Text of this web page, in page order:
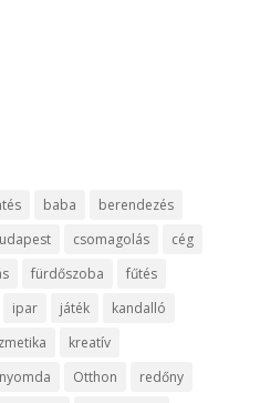
baba
berendezés
csomagolás
cég
fürdőszoba
fűtés
ipar játék
kandalló
kreatív
nyomda Otthon
redőny